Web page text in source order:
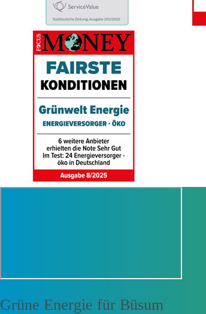
Grüne Energie für Büsum